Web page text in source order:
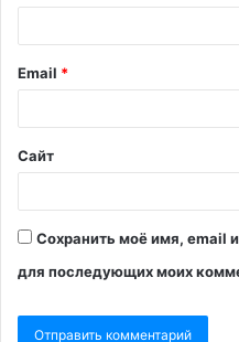
Email *
Сайт
Сохранить моё имя, email
для последующих моих